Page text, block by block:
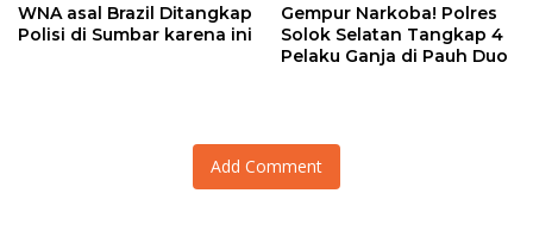
WNA asal Brazil Ditangkap
Polisi di Sumbar karena ini
Gempur Narkoba! Polres
Solok Selatan Tangkap 4
Pelaku Ganja di Pauh Duo
Add Comment